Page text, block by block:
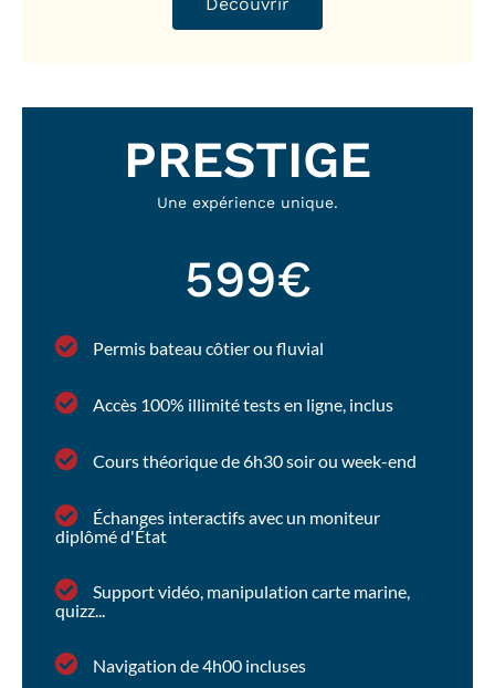
Découvrir
PRESTIGE
Une expérience unique.
599€
Permis bateau côtier ou fluvial
Accès 100% illimité tests en ligne, inclus
Cours théorique de 6h30 soir ou week-end
Échanges interactifs avec un moniteur
diplômé d'État
Support vidéo, manipulation carte marine,
quizz...
Navigation de 4h00 incluses